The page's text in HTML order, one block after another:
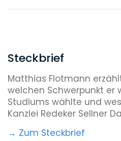
Steckbrief
Matthias Flotmann
welchen Schwerpunkt er
Studiums wählte und
Kanzlei Redeker Sellner
→ Zum Steckbrief